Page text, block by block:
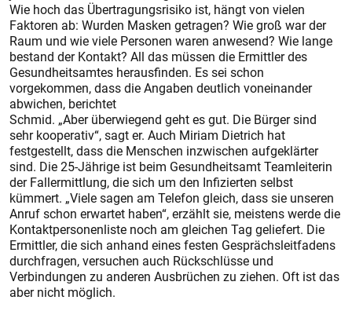
Wie hoch das Übertragungsrisiko ist, hängt von vielen
Faktoren ab: Wurden Masken getragen? Wie groß war der
Raum und wie viele Personen waren anwesend? Wie lange
bestand der Kontakt? All das müssen die Ermittler des
Gesundheitsamtes herausfinden. Es sei schon
vorgekommen, dass die Angaben deutlich voneinander
abwichen, berichtet
Schmid. „Aber überwiegend geht es gut. Die Bürger sind
sehr kooperativ“, sagt er. Auch Miriam Dietrich hat
festgestellt, dass die Menschen inzwischen aufgeklärter
sind. Die 25-Jährige ist beim Gesundheitsamt Teamleiterin
der Fallermittlung, die sich um den Infizierten selbst
kümmert. „Viele sagen am Telefon gleich, dass sie unseren
Anruf schon erwartet haben“, erzählt sie, meistens werde die
Kontaktpersonenliste noch am gleichen Tag geliefert. Die
Ermittler, die sich anhand eines festen Gesprächsleitfadens
durchfragen, versuchen auch Rückschlüsse und
Verbindungen zu anderen Ausbrüchen zu ziehen. Oft ist das
aber nicht möglich.